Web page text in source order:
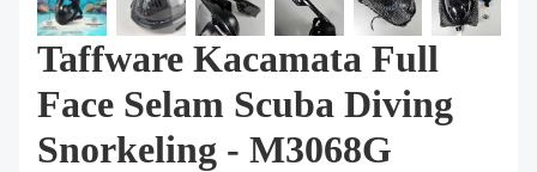
Taffware Kacamata Full
Face Selam Scuba Diving
Snorkeling - M3068G